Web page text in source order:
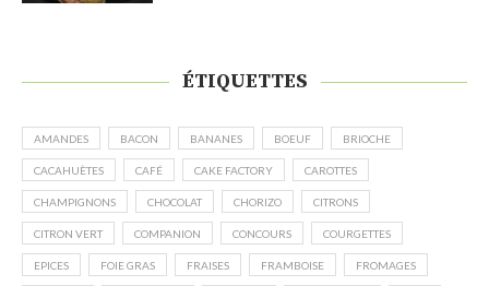
ÉTIQUETTES
AMANDES BACON BANANES BOEUF BRIOCHE
CACAHUÈTES CAFÉ CAKE FACTORY CAROTTES
CHAMPIGNONS CHOCOLAT CHORIZO CITRONS
CITRON VERT COMPANION CONCOURS COURGETTES
EPICES FOIE GRAS FRAISES FRAMBOISE FROMAGES